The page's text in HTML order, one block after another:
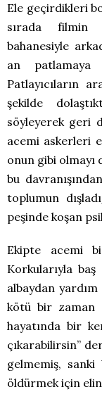
Ele geçirdikleri
sırada filmin
bahanesiyle
an patlamaya
Patlayıcıların
şekilde
söyleyerek geri
acemi askerleri
onun gibi olmayı
bu
toplumun
peşinde koşan
Ekipte acemi
Korkularıyla
albaydan
kötü bir zaman
hayatında bir
çıkarabilirsin”
gelmemiş,
öldürmek için